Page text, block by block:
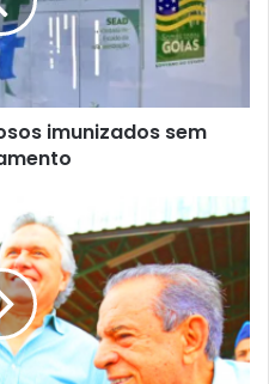
imunizados sem